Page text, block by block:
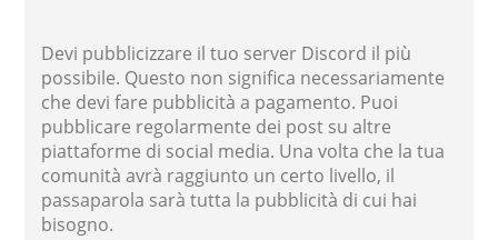
Devi pubblicizzare il tuo server Discord il più
possibile. Questo non significa necessariamente
che devi fare pubblicità a pagamento. Puoi
pubblicare regolarmente dei post su altre
piattaforme di social media. Una volta che la tua
comunità avrà raggiunto un certo livello, il
passaparola sarà tutta la pubblicità di cui hai
bisogno.